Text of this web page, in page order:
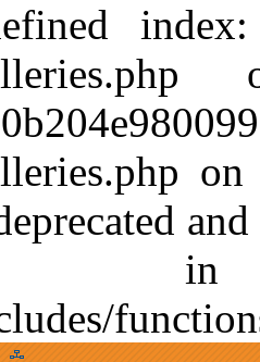
/var/